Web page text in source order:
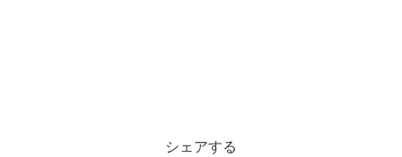
シェアする